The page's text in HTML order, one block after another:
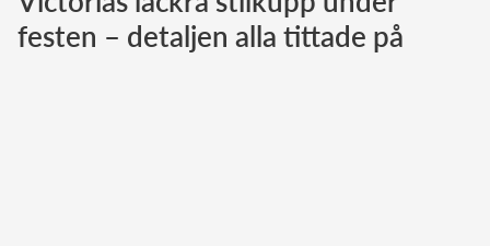
Norska kungahuset
festen – detaljen alla tittade på